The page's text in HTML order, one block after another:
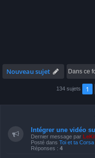
Nouveau sujet
134 sujets 1
Intégrer une vidéo
Dernier message par
Posté dans Toi et ta Corsa
Réponses : 4